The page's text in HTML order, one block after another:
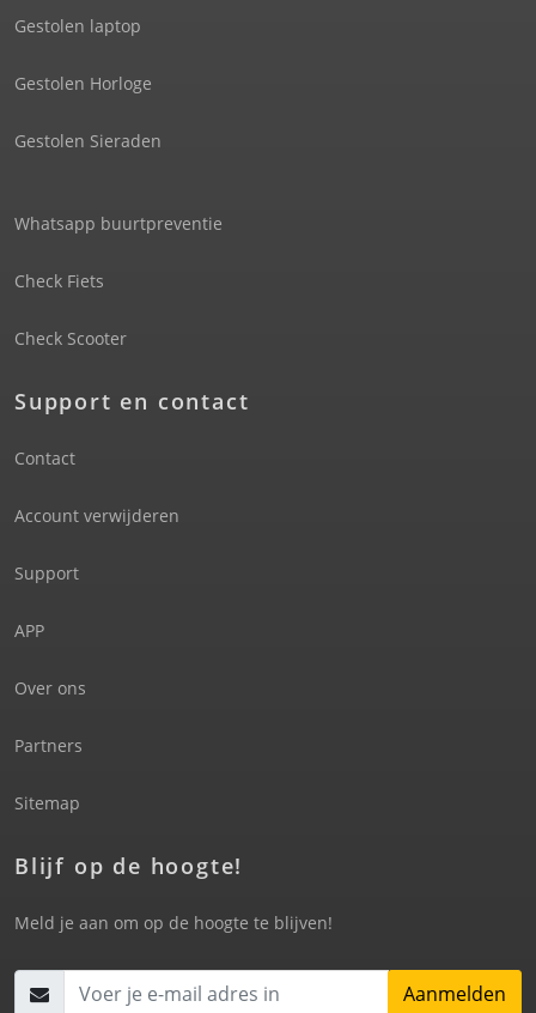
Gestolen laptop
Gestolen Horloge
Gestolen Sieraden
Whatsapp buurtpreventie
Check Fiets
Check Scooter
Support en contact
Contact
Account verwijderen
Support
APP
Over ons
Partners
Sitemap
Blijf op de hoogte!
Meld je aan om op de hoogte te blijven!
Aanmelden